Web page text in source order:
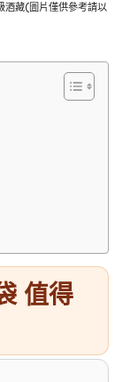
藏(圖片僅供參考請以
值得